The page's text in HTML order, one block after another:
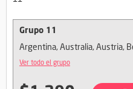
Grupo 11
Argentina, Australia, Austria,
Ver todo el grupo